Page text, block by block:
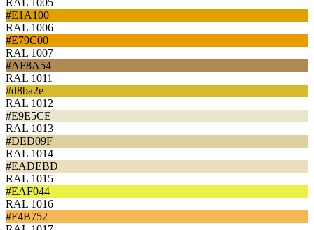
#E1A100
RAL 1006
#E79C00
RAL 1007
#AF8A54
RAL 1011
#d8ba2e
RAL 1012
#E9E5CE
RAL 1013
#DED09F
RAL 1014
#EADEBD
RAL 1015
#EAF044
RAL 1016
#F4B752